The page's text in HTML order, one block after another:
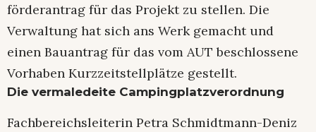
förderantrag für das Projekt zu stellen. Die
Verwaltung hat sich ans Werk gemacht und
einen Bauantrag für das vom AUT beschlossene
Vorhaben Kurzzeitstellplätze gestellt.
Die vermaledeite Campingplatzverordnung
Fachbereichsleiterin Petra Schmidtmann-Deniz